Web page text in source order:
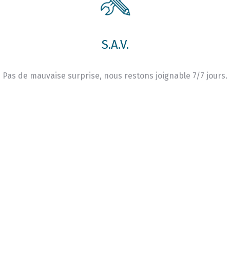
S.A.V.
Pas de mauvaise surprise, nous restons joignable 7/7 jours.